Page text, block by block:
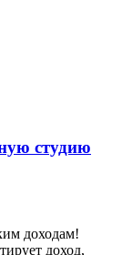
студию
доходам!
доход,